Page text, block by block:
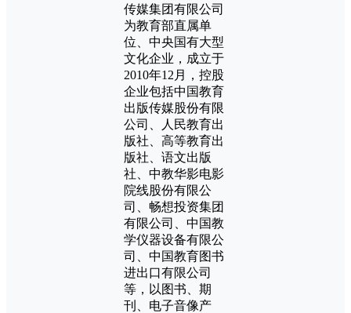
传媒集团有限公司
为教育部直属单
位、中央国有大型
文化企业，成立于
2010年12月，控股
企业包括中国教育
出版传媒股份有限
公司、人民教育出
版社、高等教育出
版社、语文出版
社、中教华影电影
院线股份有限公
司、畅想投资集团
有限公司、中国教
学仪器设备有限公
司、中国教育图书
进出口有限公司
等，以图书、期
刊、电子音像产